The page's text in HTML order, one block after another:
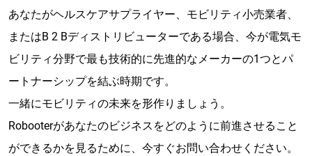
あなたがヘルスケアサプライヤー、モビリティ小売業者、
またはB 2 Bディストリビューターである場合、今が電気モ
ビリティ分野で最も技術的に先進的なメーカーの1つとパ
ートナーシップを結ぶ時期です。
一緒にモビリティの未来を形作りましょう。
Robooterがあなたのビジネスをどのように前進させること
ができるかを見るために、今すぐお問い合わせください。